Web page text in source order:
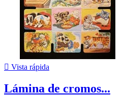
 Vista rápida
Lámina de cromos...